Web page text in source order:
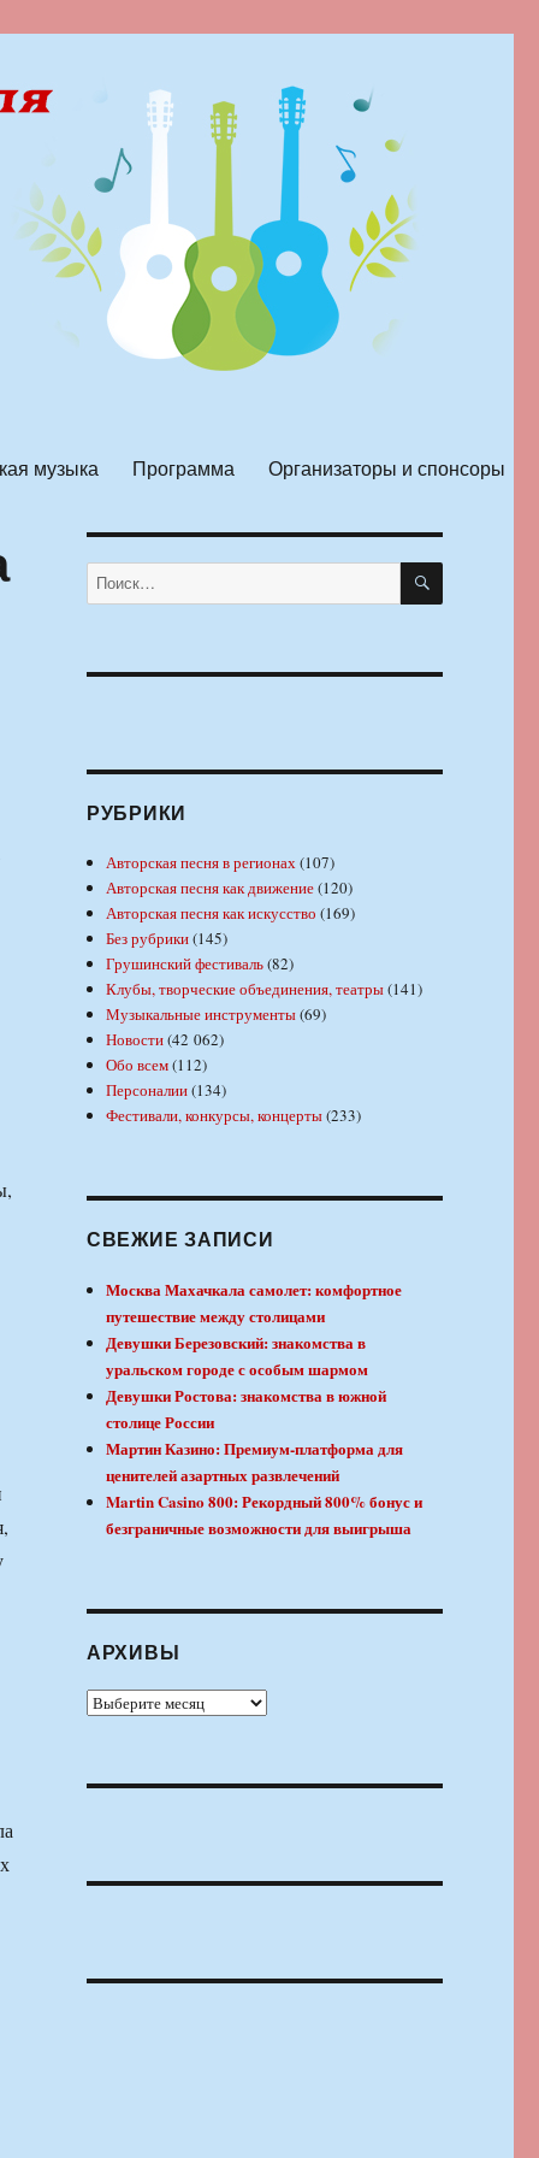
музыка Программа Организаторы и спонсоры
Искать: ПОИСК
РУБРИКИ
Авторская песня в регионах(107)
Авторская песня как движение(120)
Авторская песня как искусство (169)
Без рубрики(145)
Грушинский фестиваль(82)
Клубы, творческие объединения, театры(141)
Музыкальные инструменты(69)
Новости(42 062)
Обо всем(112)
Персоналии(134)
Фестивали, конкурсы, концерты(233)
СВЕЖИЕ ЗАПИСИ
Москва Махачкала самолет: комфортное
путешествие между столицами
Девушки Березовский: знакомства в
уральском городе с особым шармом
Девушки Ростова: знакомства в южной
столице России
Мартин Казино: Премиум-платформа для
ценителей азартных развлечений
Martin Casino 800: Рекордный 800% бонус и
безграничные возможности для выигрыша
АРХИВЫ
Архивы